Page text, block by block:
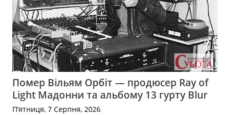
Помер Вільям Орбіт — продюсер Ray of
Light Мадонни та альбому 13 гурту Blur
П’ятниця, 7 Серпня, 2026